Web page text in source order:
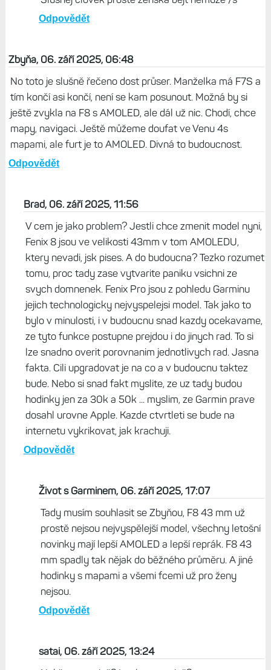
Odpovědět
Zbyňa, 06. září 2025, 06:48
No toto je slušně řečeno dost průser. Manželka má F7S a
tím končí asi končí, není se kam posunout. Možná by si
ještě zvykla na F8 s AMOLED, ale dál už nic. Chodí, chce
mapy, navigaci. Ještě můžeme doufat ve Venu 4s
mapami, ale furt je to AMOLED. Divná to budoucnost.
Odpovědět
Brad, 06. září 2025, 11:56
V cem je jako problem? Jestli chce zmenit model nyni,
Fenix 8 jsou ve velikosti 43mm v tom AMOLEDU,
ktery nevadi, jsk pises. A do budoucna? Tezko rozumet
tomu, proc tady zase vytvarite paniku vsichni ze
svych domnenek. Fenix Pro jsou z pohledu Garminu
jejich technologicky nejvyspelejsi model. Tak jako to
bylo v minulosti, i v budoucnu snad kazdy ocekavame,
ze tyto funkce postupne prejdou i do jinych rad. To si
lze snadno overit porovnanim jednotlivych rad. Jasna
fakta. Cili upgradovat je na co a v budoucnu taktez
bude. Nebo si snad fakt myslite, ze uz tady budou
hodinky jen za 30k a 50k ... myslim, ze Garmin prave
dosahl urovne Apple. Kazde ctvrtleti se bude na
internetu vykrikovat, jak krachuji.
Odpovědět
Život s Garminem, 06. září 2025, 17:07
Tady musím souhlasit se Zbyňou, F8 43 mm už
prostě nejsou nejvyspělejší model, všechny letošní
novinky mají lepší AMOLED a lepší reprák. F8 43
mm spadly tak nějak do běžného průměru. A jiné
hodinky s mapami a všemi fcemi už pro ženy
nejsou.
Odpovědět
satai, 06. září 2025, 13:24